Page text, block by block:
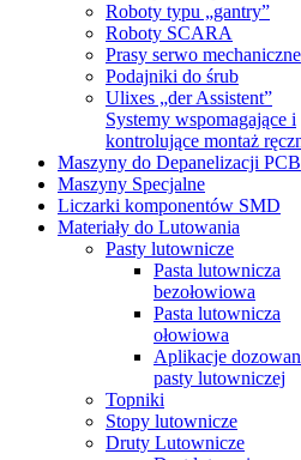
Roboty typu „gantry”
Roboty SCARA
Prasy serwo mechaniczne
Podajniki do śrub
Ulixes „der Assistent”
Systemy wspomagające i
kontrolujące montaż
Maszyny do Depanelizacji PCB
Maszyny Specjalne
Liczarki komponentów SMD
Materiały do Lutowania
Pasty lutownicze
Pasta lutownicza
bezołowiowa
Pasta lutownicza
ołowiowa
Aplikacje
pasty lutowniczej
Topniki
Stopy lutownicze
Druty Lutownicze